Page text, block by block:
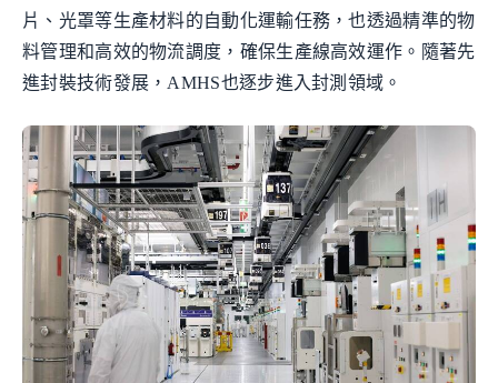
片、光罩等生產材料的自動化運輸任務，也透過精準的物
料管理和高效的物流調度，確保生產線高效運作。隨著先
進封裝技術發展，AMHS也逐步進入封測領域。